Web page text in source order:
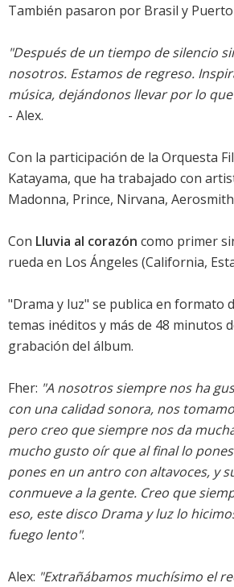
También pasaron por Brasil y
"Después de un tiempo de silencio
nosotros. Estamos de regreso.
música, dejándonos llevar por lo
- Alex.
Con la participación de la Orquesta
Katayama, que ha trabajado con
Madonna, Prince, Nirvana,
Con Lluvia al corazón como primer
rueda en Los Ángeles (California,
"Drama y luz" se publica en formato
temas inéditos y más de 48 minutos
grabación del álbum.
Fher: "A nosotros siempre nos ha
con una calidad sonora, nos
pero creo que siempre nos da
mucho gusto oír que al final lo
pones en un antro con altavoces, y
conmueve a la gente. Creo que
eso, este disco Drama y luz lo
fuego lento".
Alex: "Extrañábamos muchísimo el